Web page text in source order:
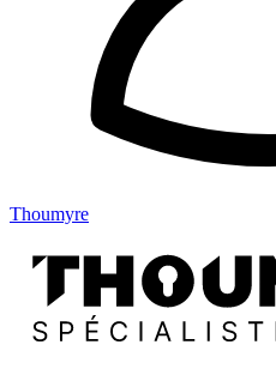
Thoumyre